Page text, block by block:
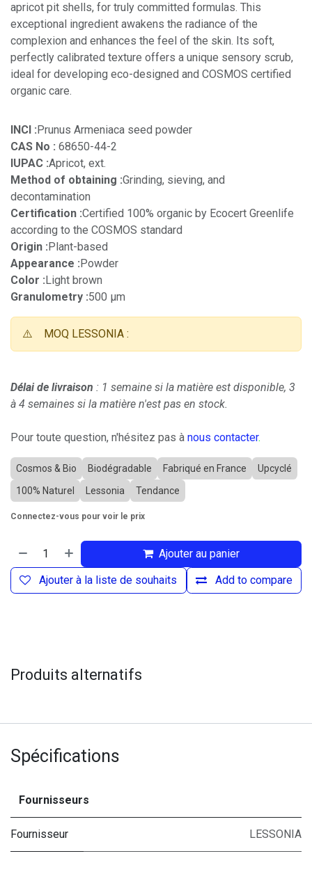
apricot pit shells, for truly committed formulas. This
exceptional ingredient awakens the radiance of the
complexion and enhances the feel of the skin. Its soft,
perfectly calibrated texture offers a unique sensory scrub,
ideal for developing eco-designed and COSMOS certified
organic care.
INCI :Prunus Armeniaca seed powder
CAS No : 68650-44-2
IUPAC :Apricot, ext.
Method of obtaining :Grinding, sieving, and
decontamination
Certification :Certified 100% organic by Ecocert Greenlife
according to the COSMOS standard
Origin :Plant-based
Appearance :Powder
Color :Light brown
Granulometry :500 µm
⚠️ MOQ LESSONIA :
Délai de livraison : 1 semaine si la matière est disponible, 3
à 4 semaines si la matière n'est pas en stock.
Pour toute question, n'hésitez pas à nous contacter.
Cosmos & Bio Biodégradable Fabriqué en France
Upcyclé
100% Naturel
Lessonia Tendance
Connectez-vous pour voir le prix
Ajouter au panier
Add to compare
Ajouter à la liste de souhaits
Produits alternatifs
Spécifications
Fournisseurs
Fournisseur LESSONIA